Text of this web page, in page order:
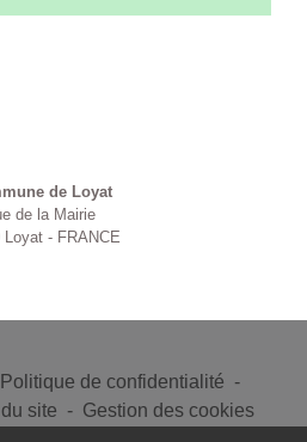
de Loyat
de la Mairie
Loyat - FRANCE
Politique de confidentialité -
site - Gestion des cookies